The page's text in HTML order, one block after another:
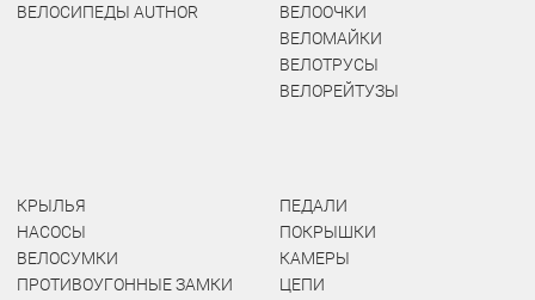
ВЕЛОСИПЕДЫ AUTHOR
ВЕЛООЧКИ
ВЕЛОМАЙКИ
ВЕЛОТРУСЫ
ВЕЛОРЕЙТУЗЫ
КРЫЛЬЯ
НАСОСЫ
ВЕЛОСУМКИ
ПРОТИВОУГОННЫЕ ЗАМКИ
ПЕДАЛИ
ПОКРЫШКИ
КАМЕРЫ
ЦЕПИ